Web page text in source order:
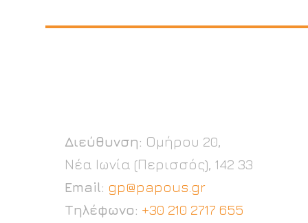
Διεύθυνση: Ομήρου 20,
Νέα Ιωνία (Περισσός), 142 33
Email: gp@papous.gr
Τηλέφωνο: +30 210 2717 655